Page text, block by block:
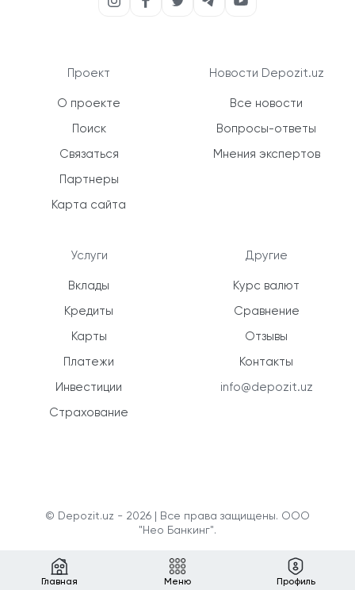
Главная Меню Профиль
Проект
О проекте
Поиск
Связаться
Партнеры
Карта сайта
Услуги
Вклады
Кредиты
Карты
Платежи
Инвестиции
Страхование
Новости Depozit.uz
Все новости
Вопросы-ответы
Мнения экспертов
Другие
Курс валют
Сравнение
Отзывы
Контакты
info@depozit.uz
© Depozit.uz - 2026 | Все права защищены. ООО
"Нео Банкинг".